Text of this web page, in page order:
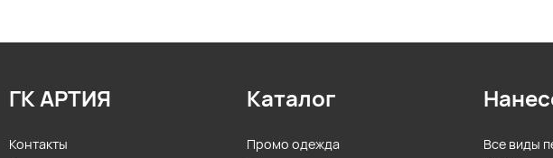
ГК АРТИЯ
Контакты
Каталог
Промо одежда
Все виды